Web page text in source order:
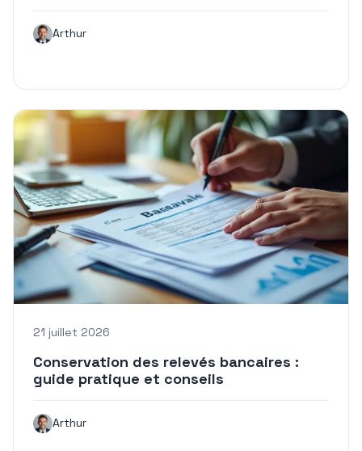
Arthur
21 juillet 2026
Conservation des relevés bancaires :
guide pratique et conseils
Arthur